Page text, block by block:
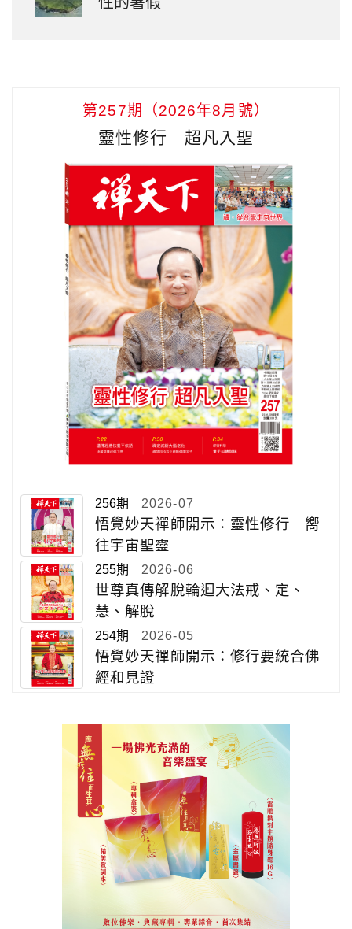
第257期（2026年8月號）
靈性修行 超凡入聖
256期 2026-07
悟覺妙天禪師開示：靈性修行 嚮
往宇宙聖靈
255期 2026-06
世尊真傳解脫輪迴大法戒、定、
慧、解脫
254期 2026-05
悟覺妙天禪師開示：修行要統合佛
經和見證